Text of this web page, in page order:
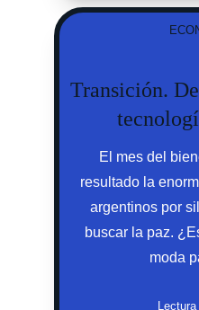
Transición.
El mes del
resultado la
argentinos por
buscar la paz.
moda